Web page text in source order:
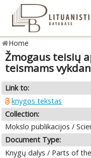
Home
Žmogaus teisių
teismams
Link to:
knygos tekstas
Collection:
Mokslo publikacijos /
Document Type:
Knygų dalys / Parts of